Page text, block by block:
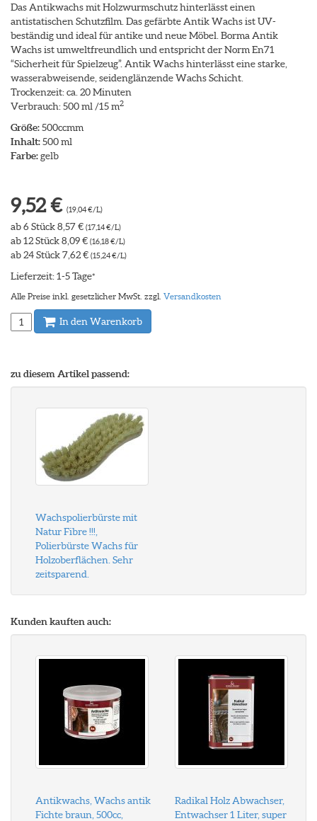
Das Antikwachs mit Holzwurmschutz hinterlässt einen
antistatischen Schutzfilm. Das gefärbte Antik Wachs ist UV-
beständig und ideal für antike und neue Möbel. Borma Antik
Wachs ist umweltfreundlich und entspricht der Norm En71
“Sicherheit für Spielzeug”. Antik Wachs hinterlässt eine starke,
wasserabweisende, seidenglänzende Wachs Schicht.
Trockenzeit: ca. 20 Minuten
Verbrauch: 500 ml /15 m2
Größe:500ccmm
Inhalt:500 ml
Farbe:gelb
9,52 € (19,04 €/L)
ab 6 Stück 8,57 € (17,14 €/L)
ab 12 Stück 8,09 € (16,18 €/L)
ab 24 Stück 7,62 € (15,24 €/L)
Lieferzeit: 1-5 Tage*
Alle Preise inkl. gesetzlicher MwSt. zzgl. Versandkosten
In den Warenkorb
zu diesem Artikel passend:
Wachspolierbürste mit
Natur Fibre !!!,
Polierbürste Wachs für
Holzoberflächen. Sehr
zeitsparend.
Kunden kauften auch:
Antikwachs, Wachs antik
Fichte braun, 500cc,
Radikal Holz Abwachser,
Entwachser 1 Liter, super